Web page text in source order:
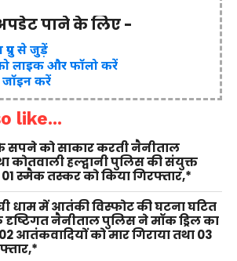
पाने के लिए -
से जुड़ें
लाइक और फॉलो करें
जॉइन करें
like...
सपने को साकार करती नैनीताल
कोतवाली हल्द्वानी पुलिस की संयुक्त
01 स्मैक तस्कर को किया गिरफ्तार,*
धाम में आतंकी विस्फोट की घटना घटित
नैनीताल पुलिस ने मॉक ड्रिल का
आतंकवादियों को मार गिराया तथा 03